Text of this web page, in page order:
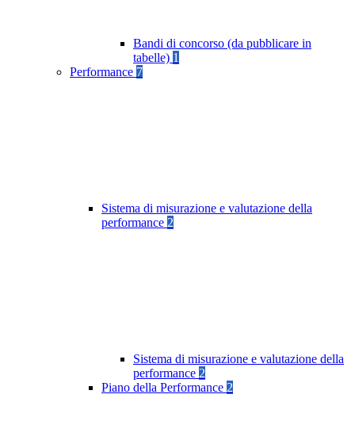
Bandi di concorso (da pubblicare in
tabelle) 1
Performance 7
Sistema di misurazione e valutazione della
performance 2
Sistema di misurazione e valutazione della
performance 2
Piano della Performance 2